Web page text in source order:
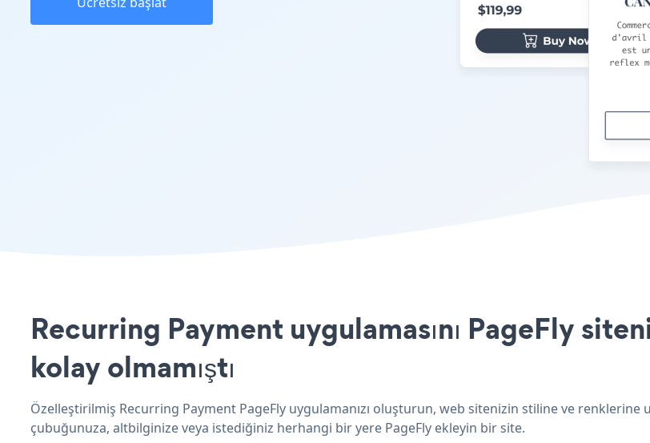
Recurring Payment uygulamasını PageFly
kolay olmamıştı
Özelleştirilmiş Recurring Payment PageFly uygulamanızı oluşturun, web sitenizin stiline ve renklerine
çubuğunuza, altbilginize veya istediğiniz herhangi bir yere PageFly ekleyin bir site.